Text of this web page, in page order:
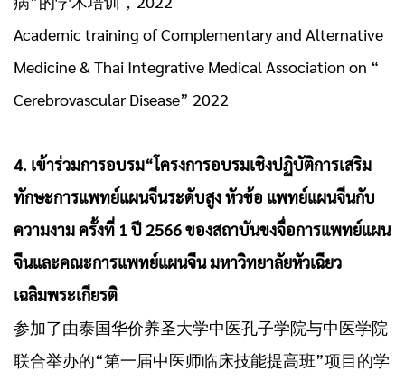
Academic training of Complementary and Alternative
Medicine & Thai Integrative Medical Association on “
Cerebrovascular Disease” 2022
4. เข้าร่วมการอบรม“โครงการอบรมเชิงปฏิบัติการเสริม
ทักษะการแพทย์แผนจีนระดับสูง หัวข้อ แพทย์แผนจีนกับ
ความงาม ครั้งที่ 1 ปี 2566 ของสถาบันขงจื่อการแพทย์แผน
จีนและคณะการแพทย์แผนจีน มหาวิทยาลัยหัวเฉียว
เฉลิมพระเกียรติ
参加了由泰国华价养圣大学中医孔子学院与中医学院
联合举办的“第一届中医师临床技能提高班”项目的学